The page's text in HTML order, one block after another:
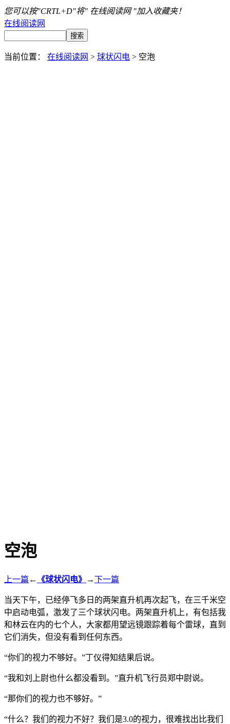
您可以按"CRTL+D"将" 在线阅读网 "加入收藏夹！
在线阅读网
当前位置： 在线阅读网 > 球状闪电 > 空泡
空泡
上一篇 ← 《球状闪电》 →下一篇
当天下午，已经停飞多日的两架直升机再次起飞，在三千米空
中启动电弧，激发了三个球状闪电。两架直升机上，有包括我
和林云在内的七个人，大家都用望远镜跟踪着每个雷球，直到
它们消失，但没有看到任何东西。
“你们的视力不够好。”丁仪得知结果后说。
“我和刘上尉也什么都没看到。”直升机飞行员郑中尉说。
“那你们的视力也不够好。”
“什么？我们的视力不好？我们是3.0的视力，很难找出比我们